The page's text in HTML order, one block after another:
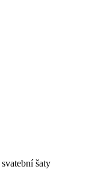
šaty